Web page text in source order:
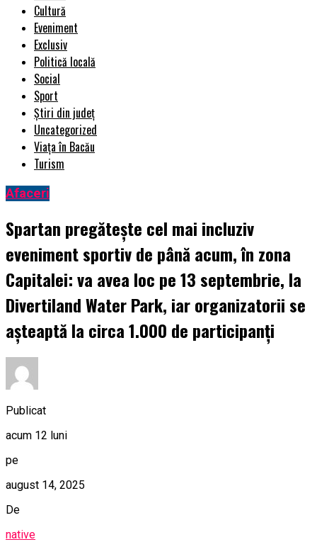
Cultură
Eveniment
Exclusiv
Politică locală
Social
Sport
Știri din județ
Uncategorized
Viața în Bacău
Turism
Afaceri
Spartan pregătește cel mai incluziv
eveniment sportiv de până acum, în zona
Capitalei: va avea loc pe 13 septembrie, la
Divertiland Water Park, iar organizatorii se
așteaptă la circa 1.000 de participanți
Publicat
acum 12 luni
pe
august 14, 2025
De
native